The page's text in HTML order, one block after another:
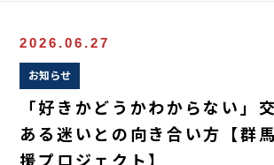
2026.06.27
お知らせ
「好きかどうかわからない」
ある迷いとの向き合い方【群
援プロジェクト】